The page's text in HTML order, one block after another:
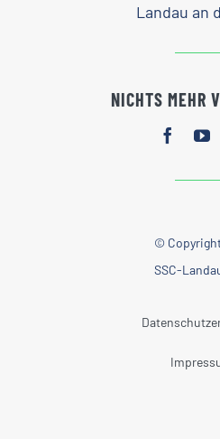
Landau an
NICHTS MEHR
©
SSC-